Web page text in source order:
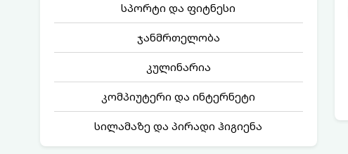
სპორტი და ფიტნესი
ჯანმრთელობა
კულინარია
კომპიუტერი და ინტერნეტი
სილამაზე და პირადი ჰიგიენა